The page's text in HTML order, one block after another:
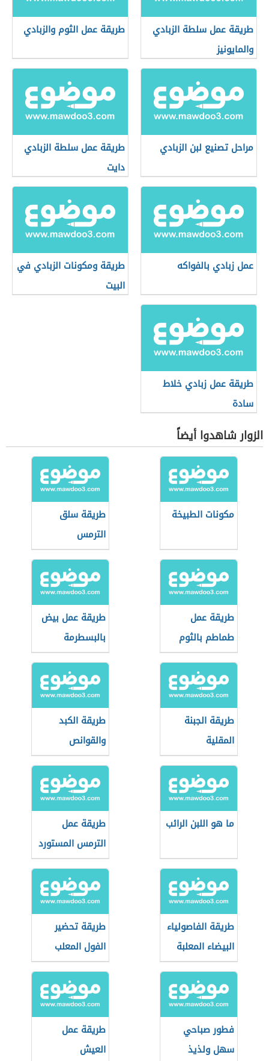
طريقة عمل سلطة الزبادي
والمايونيز
طريقة عمل الثوم والزبادي
مراحل تصنيع لبن الزبادي
طريقة عمل سلطة الزبادي
دايت
عمل زبادي بالفواكه
طريقة ومكونات الزبادي في
البيت
طريقة عمل زبادي خلاط
سادة
الزوار شاهدوا أيضاً
مكونات الطبيخة
طريقة سلق
الترمس
طريقة عمل
طماطم بالثوم
طريقة عمل بيض
بالبسطرمة
طريقة الجبنة
المقلية
طريقة الكبد
والقوانص
ما هو اللبن الرائب
طريقة عمل
الترمس المستورد
طريقة الفاصولياء
البيضاء المعلبة
طريقة تحضير
الفول المعلب
فطور صباحي
سهل ولذيذ
طريقة عمل
العيش